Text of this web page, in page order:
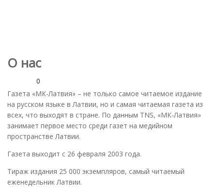
О нас
0
Газета «МК-Латвия» – не только самое читаемое издание
на русском языке в Латвии, но и самая читаемая газета из
всех, что выходят в стране. По данным TNS, «МК-Латвия»
занимает первое место среди газет на медийном
пространстве Латвии.
Газета выходит с 26 февраля 2003 года.
Тираж издания 25 000 экземпляров, самый читаемый
еженедельник Латвии.